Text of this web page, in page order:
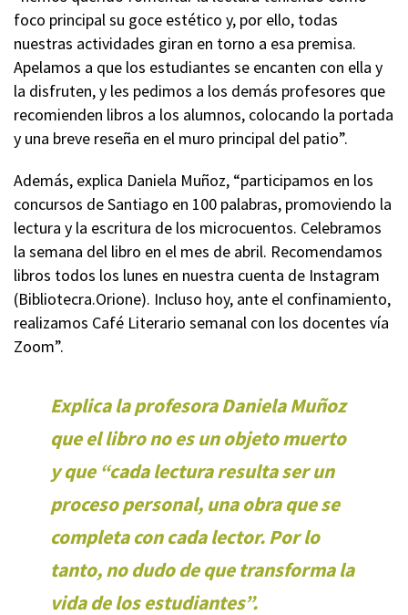
foco principal su goce estético y, por ello, todas
nuestras actividades giran en torno a esa premisa.
Apelamos a que los estudiantes se encanten con ella y
la disfruten, y les pedimos a los demás profesores que
recomienden libros a los alumnos, colocando la portada
y una breve reseña en el muro principal del patio”.
Además, explica Daniela Muñoz, “participamos en los
concursos de Santiago en 100 palabras, promoviendo la
lectura y la escritura de los microcuentos. Celebramos
la semana del libro en el mes de abril. Recomendamos
libros todos los lunes en nuestra cuenta de Instagram
(Bibliotecra.Orione). Incluso hoy, ante el confinamiento,
realizamos Café Literario semanal con los docentes vía
Zoom”.
Explica la profesora Daniela Muñoz
que el libro no es un objeto muerto
y que “cada lectura resulta ser un
proceso personal, una obra que se
completa con cada lector. Por lo
tanto, no dudo de que transforma la
vida de los estudiantes”.